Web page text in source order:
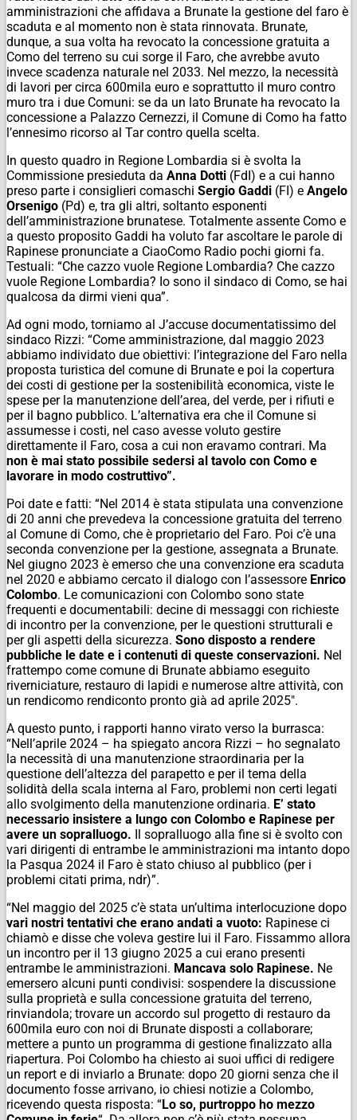
amministrazioni che affidava a Brunate la gestione del faro è
scaduta e al momento non è stata rinnovata. Brunate,
dunque, a sua volta ha revocato la concessione gratuita a
Como del terreno su cui sorge il Faro, che avrebbe avuto
invece scadenza naturale nel 2033. Nel mezzo, la necessità
di lavori per circa 600mila euro e soprattutto il muro contro
muro tra i due Comuni: se da un lato Brunate ha revocato la
concessione a Palazzo Cernezzi, il Comune di Como ha fatto
l’ennesimo ricorso al Tar contro quella scelta.
In questo quadro in Regione Lombardia si è svolta la
Commissione presieduta da Anna Dotti (FdI) e a cui hanno
preso parte i consiglieri comaschi Sergio Gaddi (FI) e Angelo
Orsenigo (Pd) e, tra gli altri, soltanto esponenti
dell’amministrazione brunatese. Totalmente assente Como e
a questo proposito Gaddi ha voluto far ascoltare le parole di
Rapinese pronunciate a CiaoComo Radio pochi giorni fa.
Testuali: “Che cazzo vuole Regione Lombardia? Che cazzo
vuole Regione Lombardia? Io sono il sindaco di Como, se hai
qualcosa da dirmi vieni qua”.
Ad ogni modo, torniamo al J’accuse documentatissimo del
sindaco Rizzi: “Come amministrazione, dal maggio 2023
abbiamo individato due obiettivi: l’integrazione del Faro nella
proposta turistica del comune di Brunate e poi la copertura
dei costi di gestione per la sostenibilità economica, viste le
spese per la manutenzione dell’area, del verde, per i rifiuti e
per il bagno pubblico. L’alternativa era che il Comune si
assumesse i costi, nel caso avesse voluto gestire
direttamente il Faro, cosa a cui non eravamo contrari. Ma
non è mai stato possibile sedersi al tavolo con Como e
lavorare in modo costruttivo”.
Poi date e fatti: “Nel 2014 è stata stipulata una convenzione
di 20 anni che prevedeva la concessione gratuita del terreno
al Comune di Como, che è proprietario del Faro. Poi c’è una
seconda convenzione per la gestione, assegnata a Brunate.
Nel giugno 2023 è emerso che una convenzione era scaduta
nel 2020 e abbiamo cercato il dialogo con l’assessore Enrico
Colombo. Le comunicazioni con Colombo sono state
frequenti e documentabili: decine di messaggi con richieste
di incontro per la convenzione, per le questioni strutturali e
per gli aspetti della sicurezza. Sono disposto a rendere
pubbliche le date e i contenuti di queste conservazioni. Nel
frattempo come comune di Brunate abbiamo eseguito
riverniciature, restauro di lapidi e numerose altre attività, con
un rendicomo rendiconto pronto già ad aprile 2025″.
A questo punto, i rapporti hanno virato verso la burrasca:
“Nell’aprile 2024 – ha spiegato ancora Rizzi – ho segnalato
la necessità di una manutenzione straordinaria per la
questione dell’altezza del parapetto e per il tema della
solidità della scala interna al Faro, problemi non certi legati
allo svolgimento della manutenzione ordinaria. E’ stato
necessario insistere a lungo con Colombo e Rapinese per
avere un sopralluogo. Il sopralluogo alla fine si è svolto con
vari dirigenti di entrambe le amministrazioni ma intanto dopo
la Pasqua 2024 il Faro è stato chiuso al pubblico (per i
problemi citati prima, ndr)”.
“Nel maggio del 2025 c’è stata un’ultima interlocuzione dopo
vari nostri tentativi che erano andati a vuoto: Rapinese ci
chiamò e disse che voleva gestire lui il Faro. Fissammo allora
un incontro per il 13 giugno 2025 a cui erano presenti
entrambe le amministrazioni. Mancava solo Rapinese. Ne
emersero alcuni punti condivisi: sospendere la discussione
sulla proprietà e sulla concessione gratuita del terreno,
rinviandola; trovare un accordo sul progetto di restauro da
600mila euro con noi di Brunate disposti a collaborare;
mettere a punto un programma di gestione finalizzato alla
riapertura. Poi Colombo ha chiesto ai suoi uffici di redigere
un report e di inviarlo a Brunate: dopo 20 giorni senza che il
documento fosse arrivano, io chiesi notizie a Colombo,
ricevendo questa risposta: “Lo so, purtroppo ho mezzo